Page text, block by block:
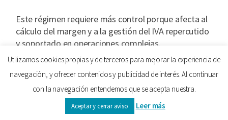
Este régimen requiere más control porque afecta al
cálculo del margen y a la gestión del IVA repercutido
y soportado en operaciones complejas.
Régimen especial de bienes usados, objetos
de arte, antigüedades y objetos de colección
Los negocios que operan bajo este régimen especial
sí deben presentar el 390 y cumplimentar el anexo
Utilizamos cookies propias y de terceros para mejorar la experiencia de
navegación, y ofrecer contenidos y publicidad de interés. Al continuar
con la navegación entendemos que se acepta nuestra.
Aceptar y cerrar aviso Leer más